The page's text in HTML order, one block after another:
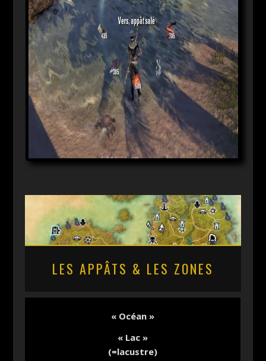
LES APPÂTS & LES ZONES
« Océan »
« Lac »
(=lacustre)